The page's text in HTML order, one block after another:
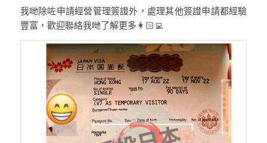
我哋除咗申請經營管理簽證外，處理其他簽證申請都經驗
豐富，歡迎聯絡我哋了解更多👩🏻‍💻